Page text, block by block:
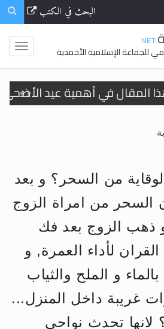
البحث في الكتب
.NET
للجماعة الإسلامية الأحمدية
المقال في أهمية عيد
لأفراد الجماعة >> المزيد
هامّ لأفراد الجماعة >> المزيد
هذا الكتاب وتعرّف على حقيقة
دلالات، حِكم، وأهداف >> المزيد
المقال في أهمية عيد
من السحر؟ و بعد
السحر من امراة الزوج
ذهب الزوج بعد فك
لأداء العمرة, و
و الملح والثياب
غريبة داخل المنزل...
لانها تحدث نواحي